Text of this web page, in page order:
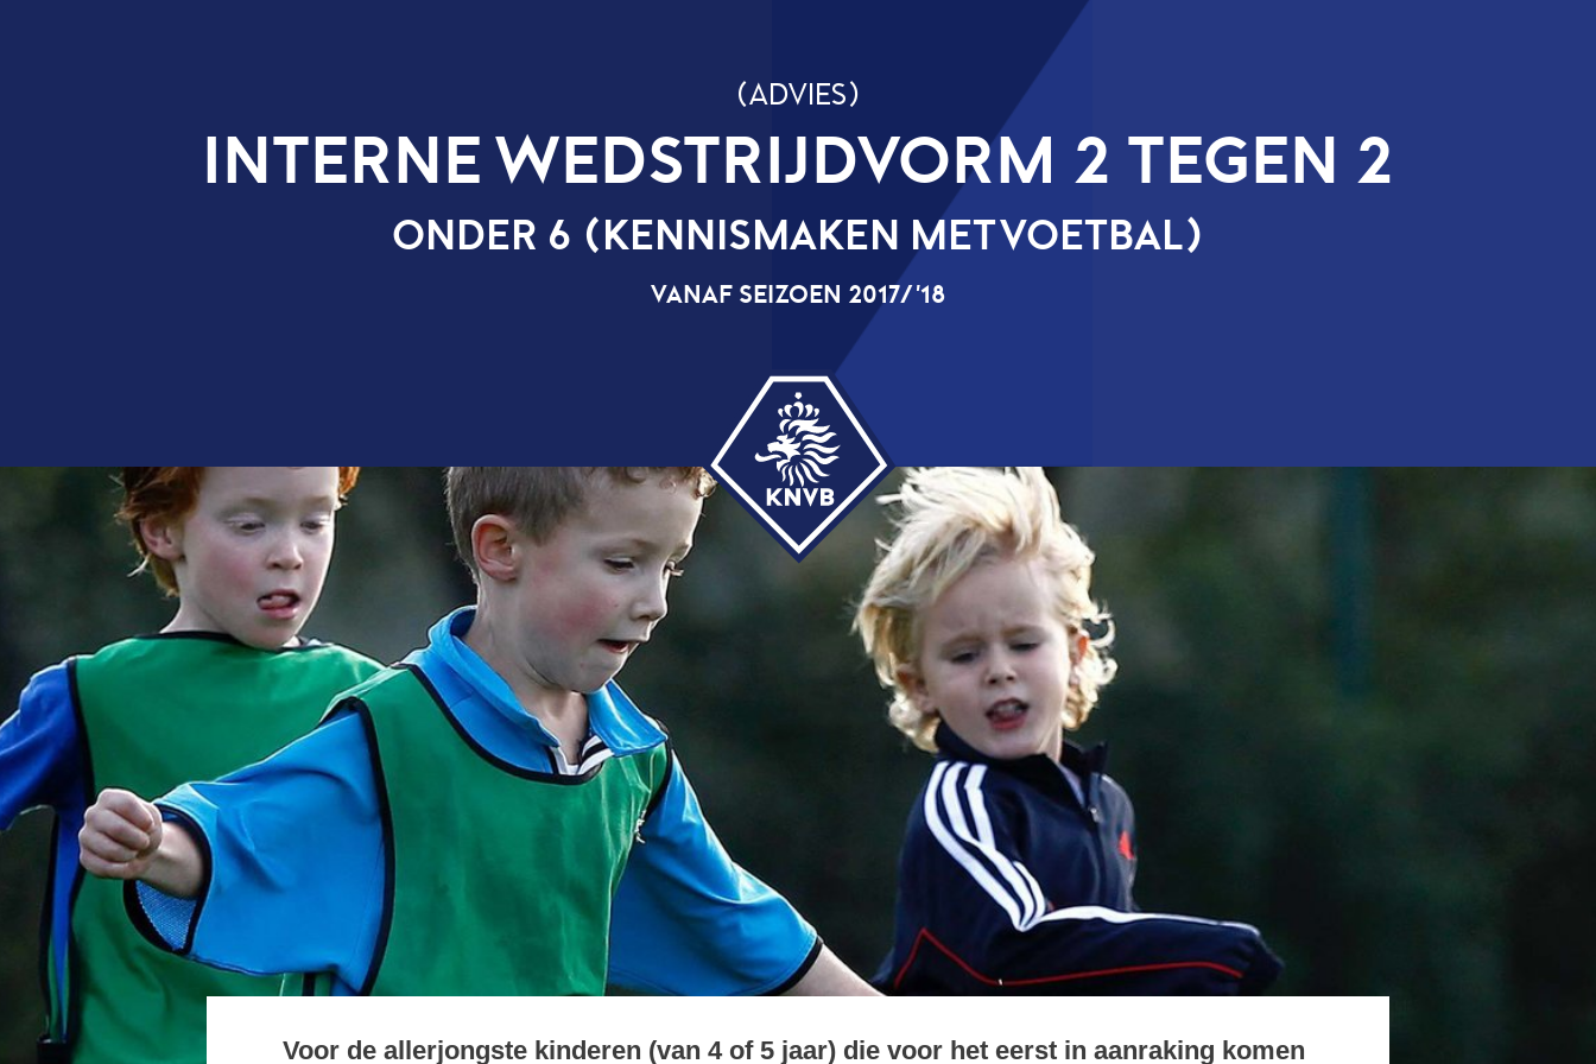
INTERNE WEDSTRIJDVORM 2 TEGEN 2
ONDER 6 (KENNISMAKEN MET VOETBAL)
Voor de allerjongste kinderen (van 4 of 5 jaar) die voor het eerst in aanraking komen
met voetbal, adviseert de KNVB om te spelen in een 2 tegen 2 wedstrijdvorm. In
deze wedstrijdvorm komen de kinderen veel aan de bal, scoren ze veel en hebben ze
een hoge betrokkenheid bij het spel.
Deze wedstrijdjes worden bij voorkeur in toernooivorm, intern op de club of met
(buurt)verenigingen, georganiseerd. De KNVB organiseert geen competitie voor deze
wedstrijdvorm. Wel zal de KNVB een draaiboek aanleveren voor het organiseren van
deze wedstrijdjes. Bij voorkeur worden de pupillen bij iedere wedstrijd onderling van team
gewisseld zodat er steeds andere teams ontstaan. Optioneel kan er door de kinderen ook